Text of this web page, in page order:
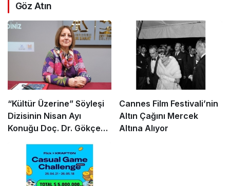
Göz Atın
“Kültür Üzerine” Söyleşi
Dizisinin Nisan Ayı
Konuğu Doç. Dr. Gökçe
Cannes Film Festivali’nin
Altın Çağını Mercek
Altına Alıyor